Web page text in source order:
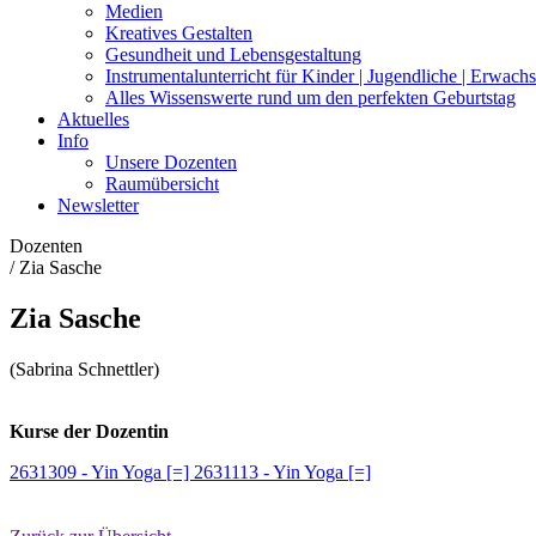
Medien
Kreatives Gestalten
Gesundheit und Lebensgestaltung
Instrumentalunterricht für Kinder | Jugendliche |
Alles Wissenswerte rund um den perfekten Geburtstag
Aktuelles
Info
Unsere Dozenten
Raumübersicht
Newsletter
Dozenten
/ Zia Sasche
Zia Sasche
(Sabrina Schnettler)
Kurse der Dozentin
2631309 - Yin Yoga [=] 2631113 - Yin Yoga [=]